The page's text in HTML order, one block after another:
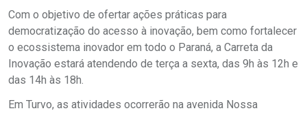
Com o objetivo de ofertar ações práticas para
democratização do acesso à inovação, bem como fortalecer
o ecossistema inovador em todo o Paraná, a Carreta da
Inovação estará atendendo de terça a sexta, das 9h às 12h e
das 14h às 18h.
Em Turvo, as atividades ocorrerão na avenida Nossa